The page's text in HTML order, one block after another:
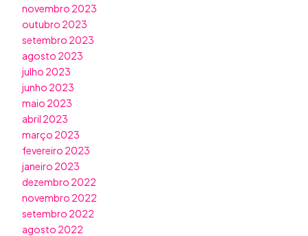
novembro 2023
outubro 2023
setembro 2023
agosto 2023
julho 2023
junho 2023
maio 2023
abril 2023
março 2023
fevereiro 2023
janeiro 2023
dezembro 2022
novembro 2022
setembro 2022
agosto 2022